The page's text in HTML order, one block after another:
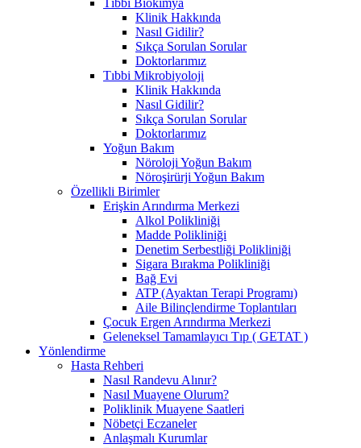
Klinik Hakkında
Nasıl Gidilir?
Sıkça Sorulan Sorular
Doktorlarımız
Tıbbi Mikrobiyoloji
Klinik Hakkında
Nasıl Gidilir?
Sıkça Sorulan Sorular
Doktorlarımız
Yoğun Bakım
Nöroloji Yoğun Bakım
Nöroşirürji Yoğun Bakım
Özellikli Birimler
Erişkin Arındırma Merkezi
Alkol Polikliniği
Madde Polikliniği
Denetim Serbestliği Polikliniği
Sigara Bırakma Polikliniği
Bağ Evi
ATP (Ayaktan Terapi Programı)
Aile Bilinçlendirme Toplantıları
Çocuk Ergen Arındırma Merkezi
Geleneksel Tamamlayıcı Tıp ( GETAT )
Yönlendirme
Hasta Rehberi
Nasıl Randevu Alınır?
Nasıl Muayene Olurum?
Poliklinik Muayene Saatleri
Nöbetçi Eczaneler
Anlaşmalı Kurumlar